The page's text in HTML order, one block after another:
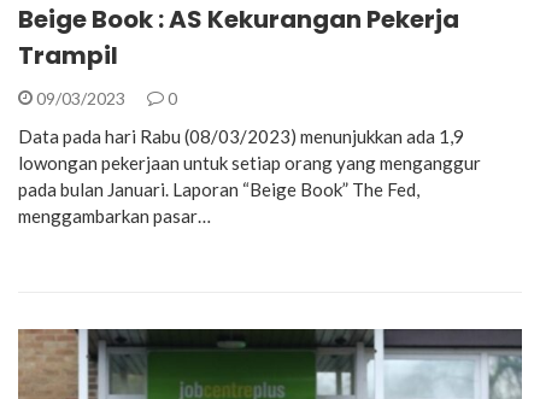
Beige Book : AS Kekurangan Pekerja
Trampil
09/03/2023 0
Data pada hari Rabu (08/03/2023) menunjukkan ada 1,9
lowongan pekerjaan untuk setiap orang yang menganggur
pada bulan Januari. Laporan “Beige Book” The Fed,
menggambarkan pasar…